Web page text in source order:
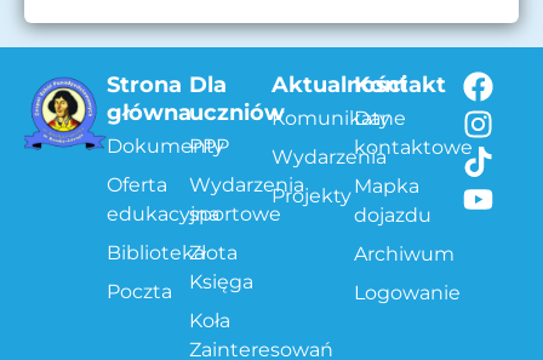
Strona
główna
Dokumenty
Oferta
edukacyjna
Biblioteka
Poczta
Dla
uczniów
PPP
Wydarzenia
sportowe
Złota
Księga
Koła
Zainteresowań
Aktualności
Komunikaty
Wydarzenia
Projekty
Kontakt
Dane
kontaktowe
Mapka
dojazdu
Archiwum
Logowanie